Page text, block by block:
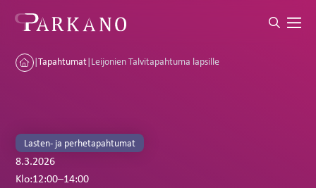
|Tapahtumat|Leijonien Talvitapahtuma lapsille
Lasten- ja perhetapahtumat
8.3.2026
Klo:12:00–14:00